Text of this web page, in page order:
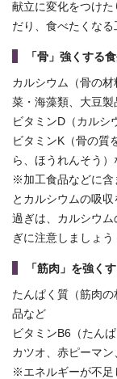
献立に変化をつけ
だり、食べたくな
「骨」強くする
カルシウム（骨の
菜・海藻類、大豆製
ビタミンD（カルシ
ビタミンK（骨の質
ら、ほうれんそう）
※加工食品などに含
とカルシウムの吸
過ぎは、カルシウ
ぎに注意しましょう
「筋肉」を強く
たんぱく質（筋肉
品など
ビタミンB6（たん
カツオ、赤ピーマ
※エネルギーが不足